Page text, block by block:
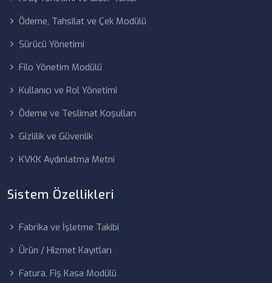
Ödeme, Tahsilat ve Çek Modülü
Sürücü Yönetimi
Filo Yönetim Modülü
Kullanıcı ve Rol Yönetimi
Ödeme ve Teslimat Koşulları
Gizlilik ve Güvenlik
KVKK Aydınlatma Metni
Sistem Özellikleri
Fabrika ve İşletme Takibi
Ürün / Hizmet Kayıtları
Fatura, Fiş Kasa Modülü